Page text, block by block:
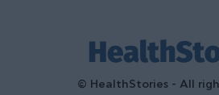
© HealthStories - All